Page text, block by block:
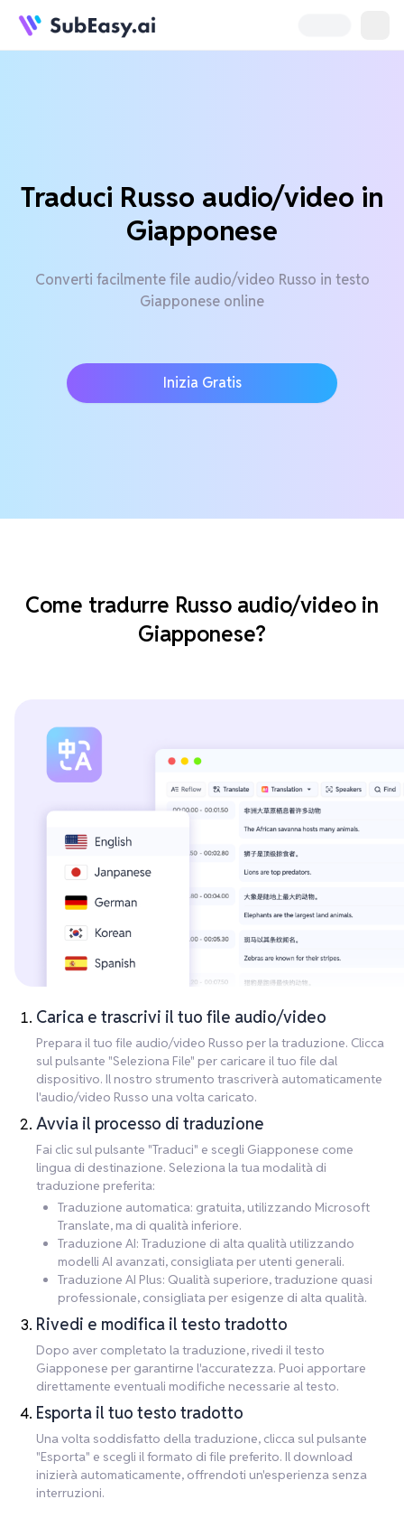
Traduci Russo audio/video in
Giapponese
Converti facilmente file audio/video Russo in testo
Giapponese online
Inizia Gratis
Come tradurre Russo audio/video in
Giapponese?
Carica e trascrivi il tuo file audio/video
Prepara il tuo file audio/video Russo per la traduzione. Clicca
sul pulsante "Seleziona File" per caricare il tuo file dal
dispositivo. Il nostro strumento trascriverà automaticamente
l'audio/video Russo una volta caricato.
Avvia il processo di traduzione
Fai clic sul pulsante "Traduci" e scegli Giapponese come
lingua di destinazione. Seleziona la tua modalità di
traduzione preferita:
Traduzione automatica: gratuita, utilizzando Microsoft
Translate, ma di qualità inferiore.
Traduzione AI: Traduzione di alta qualità utilizzando
modelli AI avanzati, consigliata per utenti generali.
Traduzione AI Plus: Qualità superiore, traduzione quasi
professionale, consigliata per esigenze di alta qualità.
Rivedi e modifica il testo tradotto
Dopo aver completato la traduzione, rivedi il testo
Giapponese per garantirne l'accuratezza. Puoi apportare
direttamente eventuali modifiche necessarie al testo.
Esporta il tuo testo tradotto
Una volta soddisfatto della traduzione, clicca sul pulsante
"Esporta" e scegli il formato di file preferito. Il download
inizierà automaticamente, offrendoti un'esperienza senza
interruzioni.